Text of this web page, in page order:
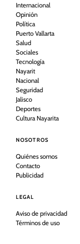
Internacional
Opinión
Política
Puerto Vallarta
Salud
Sociales
Tecnología
Nayarit
Nacional
Seguridad
Jalisco
Deportes
Cultura Nayarita
NOSOTROS
Quiénes somos
Contacto
Publicidad
LEGAL
Aviso de privacidad
Términos de uso